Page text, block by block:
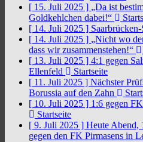
[ 15. Juli 2025 ] „Da ist
Goldkehlchen dabei!“
[ 14. Juli 2025 ]
[ 14. Juli 2025 ] „Nicht wo
dass wir zusammenstehen!“
[ 13. Juli 2025 ] 4:1 gegen
Ellenfeld
Startseite
[ 11. Juli 2025 ] Nächster
Borussia auf den Zahn
[ 10. Juli 2025 ] 1:6 gegen
Startseite
[ 9. Juli 2025 ] Heute Abend,
gegen den FK Pirmasens in